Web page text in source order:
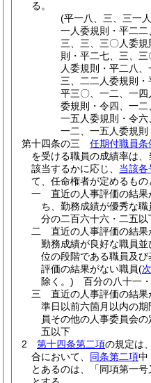
る。
(平一八、三、三一
一人委規則・平二
三、三、三〇人委
則・平二七、三、
人委規則・平二八、
三、二二人委規則・
平三〇、一二、一
委規則・令四、一二
一五人委規則・令六
一二、一五人委規則
第十四条の三
任期付職員
を受ける職員の成績率は
該当するかに応じ、 当該各
て、任命権者が定めるもの
一
直近の人事評価の結
ち、勤務成績が優秀な
分の二百六十六・二五以
二
直近の人事評価の結
勤務成績が良好な職員
位の段階である職員及
評価の結果がない職員(
除く。) 百分の八十一
三
直近の人事評価の結
準日以前六箇月以内の
員その他の人事委員会
五以下
2
第十四条第二項の規定は、
合において、 同条第二項中
とあるのは、「同項第一